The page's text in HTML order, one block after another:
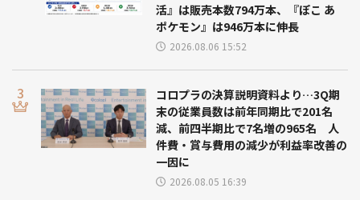
活』は販売本数794万本、『ぽこ あ
ポケモン』は946万本に伸長
2026.08.06 15:52
コロプラの決算説明資料より…3Q期
末の従業員数は前年同期比で201名
減、前四半期比で7名増の965名 人
件費・賞与費用の減少が利益率改善の
一因に
2026.08.05 16:39